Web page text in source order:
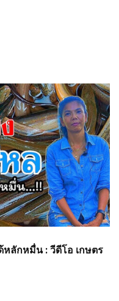
หลักหมื่น : วีดีโอ เกษตร